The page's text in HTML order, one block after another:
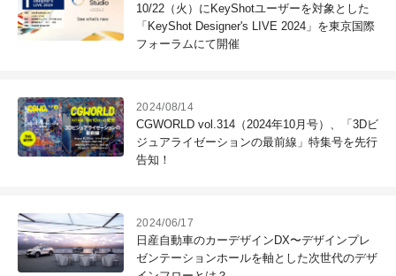
10/22（火）にKeyShotユーザーを対象とした
「KeyShot Designer's LIVE 2024」を東京国際
フォーラムにて開催
2024/08/14
CGWORLD vol.314（2024年10月号）、「3Dビ
ジュアライゼーションの最前線」特集号を先行
告知！
2024/06/17
日産自動車のカーデザインDX〜デザインプレ
ゼンテーションホールを軸とした次世代のデザ